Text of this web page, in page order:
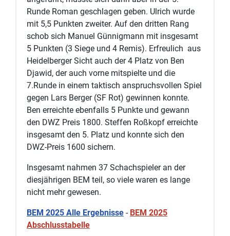
Runde Roman geschlagen geben. Ulrich wurde
mit 5,5 Punkten zweiter. Auf den dritten Rang
schob sich Manuel Günnigmann mit insgesamt
5 Punkten (3 Siege und 4 Remis). Erfreulich aus
Heidelberger Sicht auch der 4 Platz von Ben
Djawid, der auch vorne mitspielte und die
7.Runde in einem taktisch anspruchsvollen Spiel
gegen Lars Berger (SF Rot) gewinnen konnte.
Ben erreichte ebenfalls 5 Punkte und gewann
den DWZ Preis 1800. Steffen Roßkopf erreichte
insgesamt den 5. Platz und konnte sich den
DWZ-Preis 1600 sichern.
Insgesamt nahmen 37 Schachspieler an der
diesjährigen BEM teil, so viele waren es lange
nicht mehr gewesen.
BEM 2025 Alle Ergebnisse - BEM 2025
Abschlusstabelle